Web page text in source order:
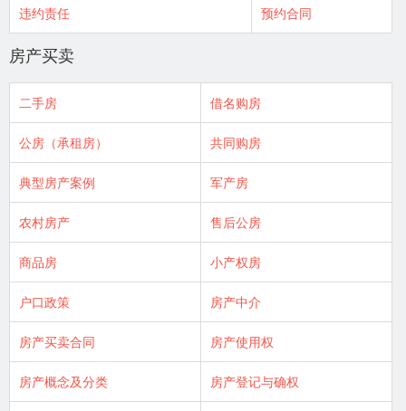
违约责任 预约合同
房产买卖
二手房 借名购房
公房（承租房） 共同购房
典型房产案例 军产房
农村房产 售后公房
商品房 小产权房
户口政策 房产中介
房产买卖合同 房产使用权
房产概念及分类 房产登记与确权